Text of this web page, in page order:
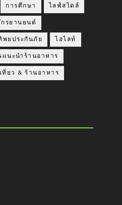
การศึกษา ไลฟ์สไตล์
กรยานยนต์
พยประกันภัย ไฮไลท์
แนะนำร้านอาหาร
ที่ยว & ร้านอาหาร